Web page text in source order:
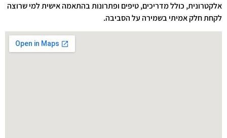
אלקטרונית, כולל מדריכים, טיפים ופתרונות בהתאמה אישית למי שרוצה
לקחת חלק אמיתי בשמירה על הסביבה.